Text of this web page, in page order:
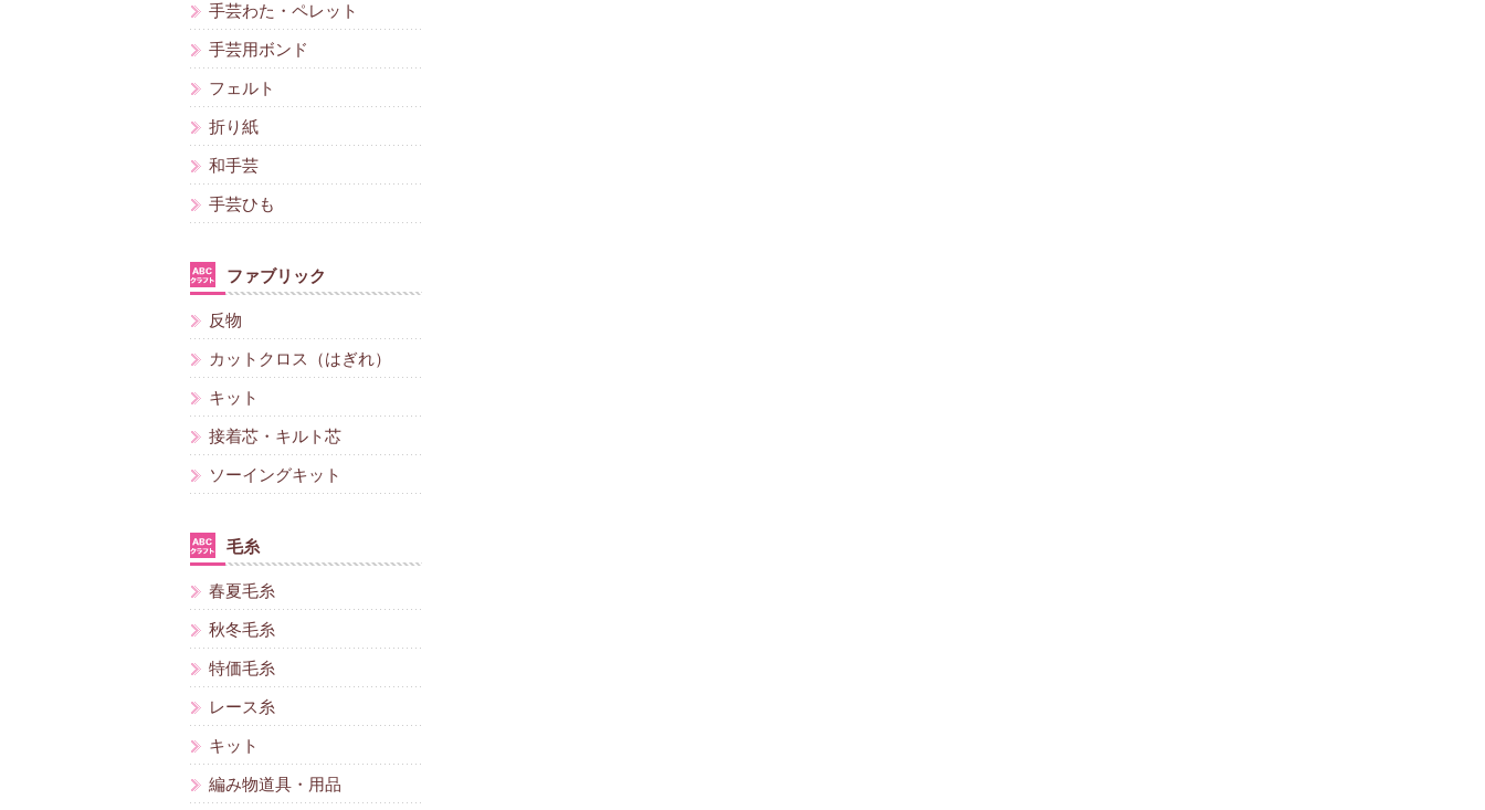
手芸わた・ペレット
手芸用ボンド
フェルト
折り紙
和手芸
手芸ひも
ファブリック
反物
カットクロス（はぎれ）
キット
接着芯・キルト芯
ソーイングキット
毛糸
春夏毛糸
秋冬毛糸
特価毛糸
レース糸
キット
編み物道具・用品